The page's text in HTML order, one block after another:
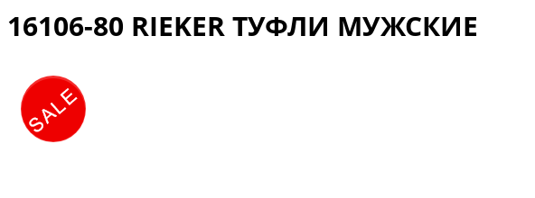
16106-80 RIEKER ТУФЛИ МУЖСКИЕ